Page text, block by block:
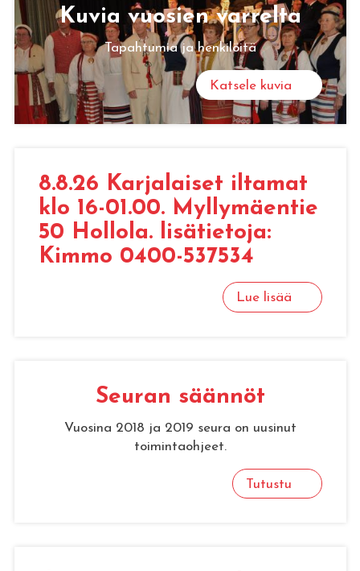
Kuvia vuo­sien var­rel­ta
Tapahtumia ja henkilöitä
Katsele kuvia
8.8.26 Kar­ja­lai­set il­ta­mat
klo 16-01.00. Myl­ly­mäen­tie
50 Hol­lo­la. li­sä­tie­to­ja:
Kimmo 0400-537534
Lue lisää
Seu­ran sään­nöt
Vuosina 2018 ja 2019 seura on uusinut
toimintaohjeet.
Tutustu